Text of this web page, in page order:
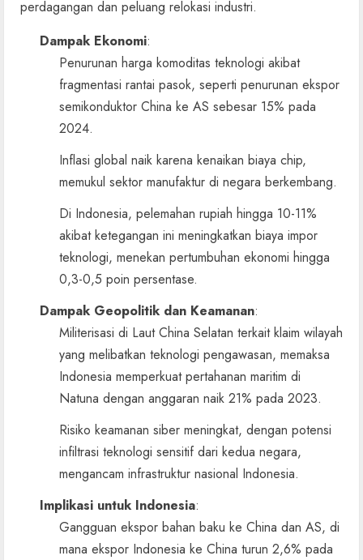
perdagangan dan peluang relokasi industri.
Dampak Ekonomi:
Penurunan harga komoditas teknologi akibat
fragmentasi rantai pasok, seperti penurunan ekspor
semikonduktor China ke AS sebesar 15% pada
2024.
Inflasi global naik karena kenaikan biaya chip,
memukul sektor manufaktur di negara berkembang.
Di Indonesia, pelemahan rupiah hingga 10-11%
akibat ketegangan ini meningkatkan biaya impor
teknologi, menekan pertumbuhan ekonomi hingga
0,3-0,5 poin persentase.
Dampak Geopolitik dan Keamanan:
Militerisasi di Laut China Selatan terkait klaim wilayah
yang melibatkan teknologi pengawasan, memaksa
Indonesia memperkuat pertahanan maritim di
Natuna dengan anggaran naik 21% pada 2023.
Risiko keamanan siber meningkat, dengan potensi
infiltrasi teknologi sensitif dari kedua negara,
mengancam infrastruktur nasional Indonesia.
Implikasi untuk Indonesia:
Gangguan ekspor bahan baku ke China dan AS, di
mana ekspor Indonesia ke China turun 2,6% pada